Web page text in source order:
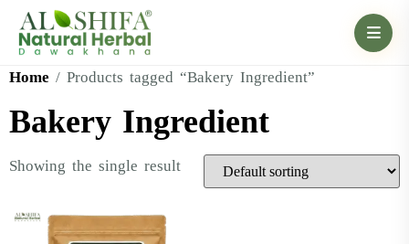
Home / Products tagged “Bakery Ingredient”
Bakery Ingredient
Showing the single result